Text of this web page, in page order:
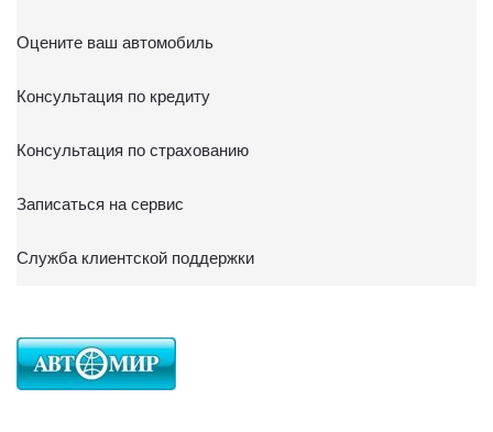
Оцените ваш автомобиль
Консультация по кредиту
Консультация по страхованию
Записаться на сервис
Служба клиентской поддержки